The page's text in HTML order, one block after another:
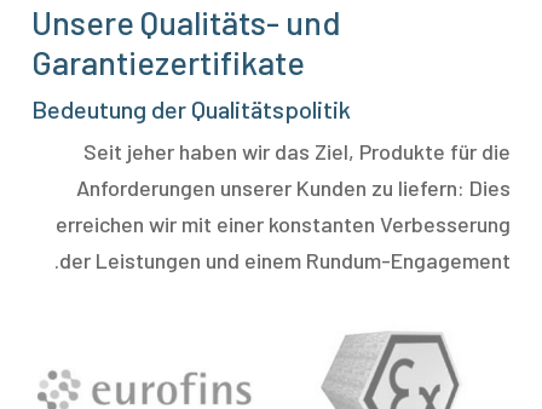
Unsere Qualitäts- und
Garantiezertifikate
Bedeutung der Qualitätspolitik
Seit jeher haben wir das Ziel, Produkte für die
Anforderungen unserer Kunden zu liefern: Dies
erreichen wir mit einer konstanten Verbesserung
der Leistungen und einem Rundum-Engagement.